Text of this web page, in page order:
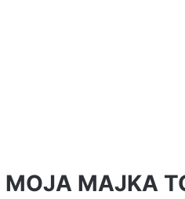
MOJA MAJKA